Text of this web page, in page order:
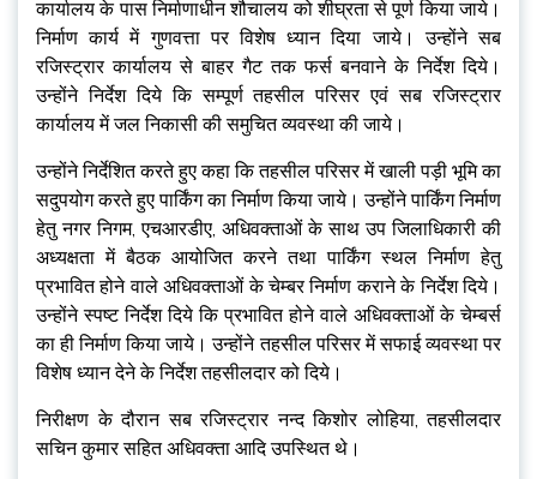
कार्यालय के पास निर्माणाधीन शौचालय को शीघ्रता से पूर्ण किया जाये।
निर्माण कार्य में गुणवत्ता पर विशेष ध्यान दिया जाये। उन्होंने सब
रजिस्ट्रार कार्यालय से बाहर गैट तक फर्स बनवाने के निर्देश दिये।
उन्होंने निर्देश दिये कि सम्पूर्ण तहसील परिसर एवं सब रजिस्ट्रार
कार्यालय में जल निकासी की समुचित व्यवस्था की जाये।
उन्होंने निर्देशित करते हुए कहा कि तहसील परिसर में खाली पड़ी भूमि का
सदुपयोग करते हुए पार्किंग का निर्माण किया जाये। उन्होंने पार्किंग निर्माण
हेतु नगर निगम, एचआरडीए, अधिवक्ताओं के साथ उप जिलाधिकारी की
अध्यक्षता में बैठक आयोजित करने तथा पार्किंग स्थल निर्माण हेतु
प्रभावित होने वाले अधिवक्ताओं के चेम्बर निर्माण कराने के निर्देश दिये।
उन्होंने स्पष्ट निर्देश दिये कि प्रभावित होने वाले अधिवक्ताओं के चेम्बर्स
का ही निर्माण किया जाये। उन्होंने तहसील परिसर में सफाई व्यवस्था पर
विशेष ध्यान देने के निर्देश तहसीलदार को दिये।
निरीक्षण के दौरान सब रजिस्ट्रार नन्द किशोर लोहिया, तहसीलदार
सचिन कुमार सहित अधिवक्ता आदि उपस्थित थे।